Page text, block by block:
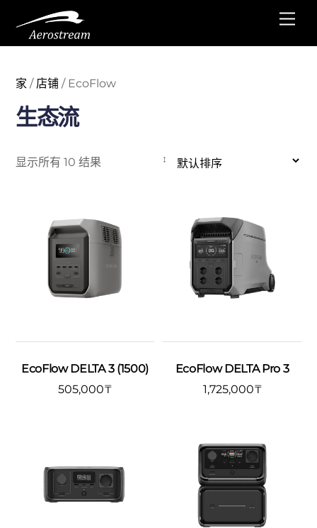
内
菜
单
家 / 店铺 / EcoFlow
生态流
显示所有 10 结果
EcoFlow DELTA 3 (1500)
505,000₸
EcoFlow DELTA Pro 3
1,725,000₸